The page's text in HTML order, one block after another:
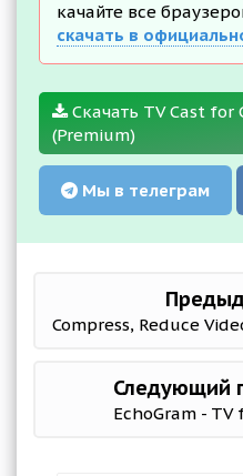
качайте все
скачать в
Скачать TV Cast for
(Premium)
Мы в телеграм
Следующий